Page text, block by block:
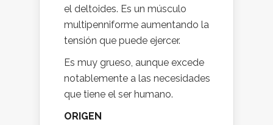
el deltoides. Es un músculo
multipenniforme aumentando la
tensión que puede ejercer.
Es muy grueso, aunque excede
notablemente a las necesidades
que tiene el ser humano.
ORIGEN